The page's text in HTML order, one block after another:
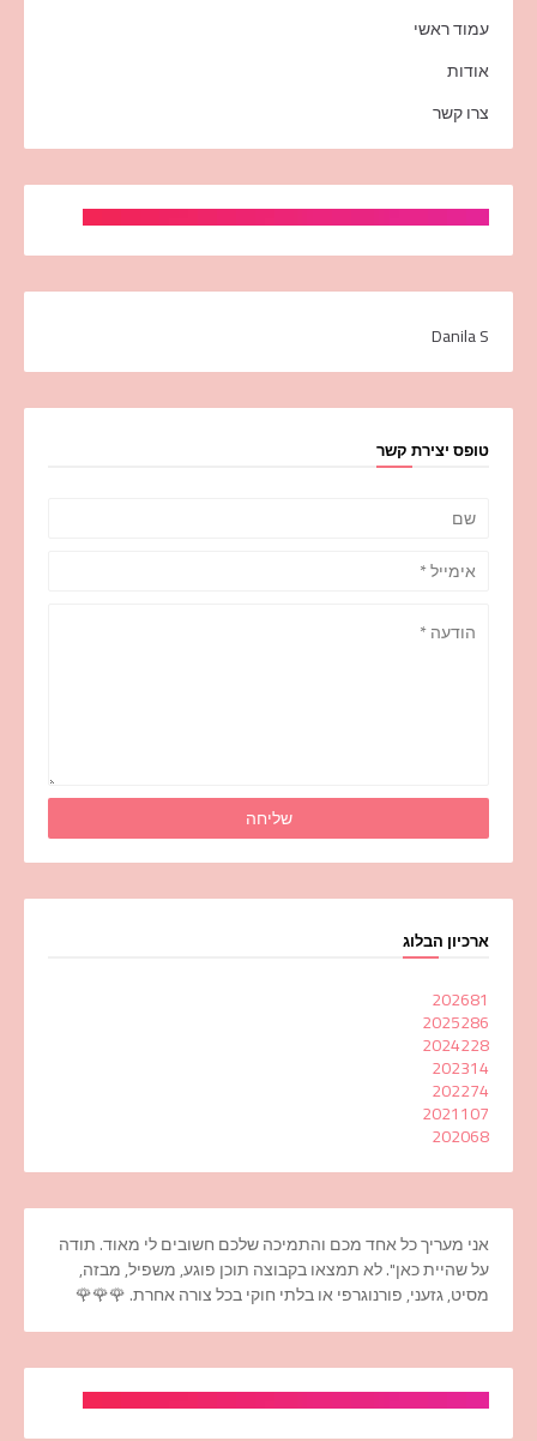
עמוד ראשי
אודות
צרו קשר
Danila S
טופס יצירת קשר
ארכיון הבלוג
202681
2025286
2024228
202314
202274
2021107
202068
אני מעריך כל אחד מכם והתמיכה שלכם חשובים לי מאוד. תודה
על שהיית כאן". לא תמצאו בקבוצה תוכן פוגע, משפיל, מבזה,
מסיט, גזעני, פורנוגרפי או בלתי חוקי בכל צורה אחרת. 🌹🌹🌹